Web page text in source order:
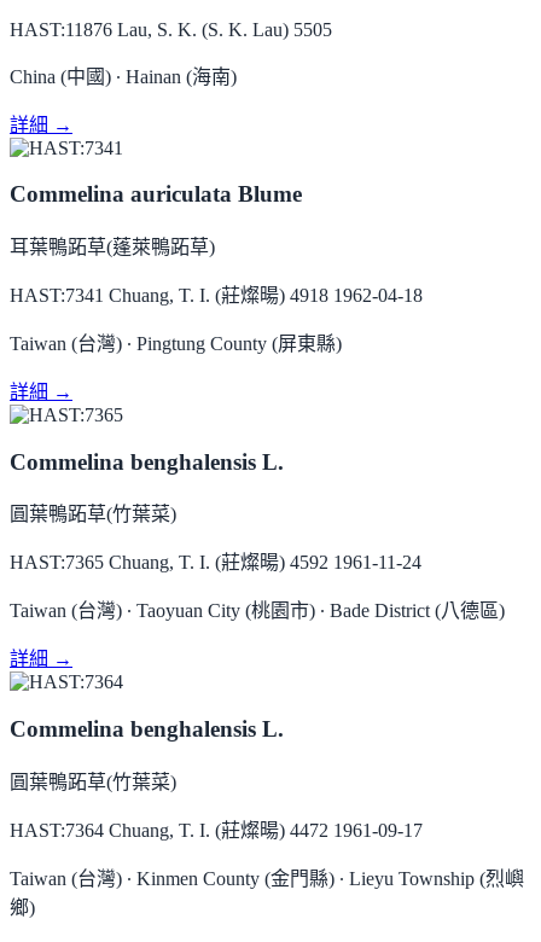
HAST:11876 Lau, S. K. (S. K. Lau) 5505
China (中國) ∙ Hainan (海南)
詳細 →
Commelina auriculata Blume
耳葉鴨跖草(蓬萊鴨跖草)
HAST:7341 Chuang, T. I. (莊燦暘) 4918 1962-04-18
Taiwan (台灣) ∙ Pingtung County (屏東縣)
詳細 →
Commelina benghalensis L.
圓葉鴨跖草(竹葉菜)
HAST:7365 Chuang, T. I. (莊燦暘) 4592 1961-11-24
Taiwan (台灣) ∙ Taoyuan City (桃園市) ∙ Bade District (八德區)
詳細 →
Commelina benghalensis L.
圓葉鴨跖草(竹葉菜)
HAST:7364 Chuang, T. I. (莊燦暘) 4472 1961-09-17
Taiwan (台灣) ∙ Kinmen County (金門縣) ∙ Lieyu Township (烈嶼
鄉)